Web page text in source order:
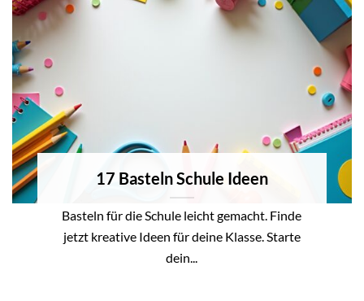
17 Basteln Schule Ideen
Basteln für die Schule leicht gemacht. Finde
jetzt kreative Ideen für deine Klasse. Starte
dein...